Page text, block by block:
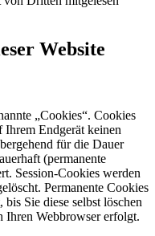
Website
„Cookies“. Cookies
Ihrem Endgerät keinen
für die Dauer
(permanente
Session-Cookies werden
Permanente Cookies
Sie diese selbst löschen
Ihren Webbrowser erfolgt.